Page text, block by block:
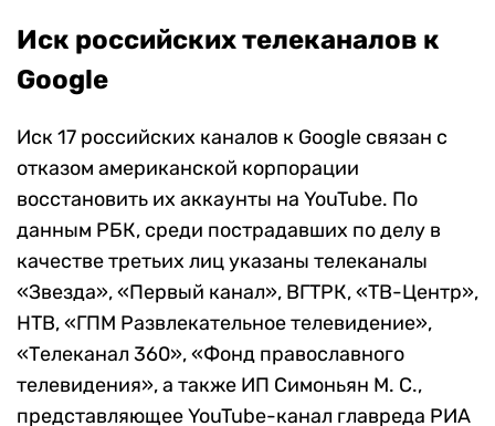
Иск российских телеканалов к
Google
Иск 17 российских каналов к Google связан с
отказом американской корпорации
восстановить их аккаунты на YouTube. По
данным РБК, среди пострадавших по делу в
качестве третьих лиц указаны телеканалы
«Звезда», «Первый канал», ВГТРК, «ТВ-Центр»,
НТВ, «ГПМ Развлекательное телевидение»,
«Телеканал 360», «Фонд православного
телевидения», а также ИП Симоньян М. С.,
представляющее YouTube-канал главреда РИА